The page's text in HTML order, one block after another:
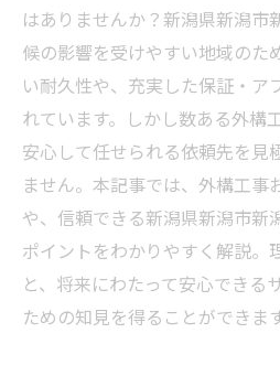
はありませんか？新潟県新潟市
候の影響を受けやすい地域のた
い耐久性や、充実した保証・ア
れています。しかし数ある外構
安心して任せられる依頼先を見
ません。本記事では、外構工事
や、信頼できる新潟県新潟市新
ポイントをわかりやすく解説。
と、将来にわたって安心できる
ための知見を得ることができます